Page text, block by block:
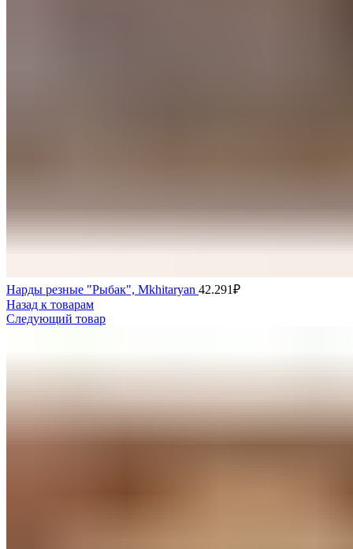
Нарды резные "Рыбак", Mkhitaryan 42.291₽
Назад к товарам
Следующий товар